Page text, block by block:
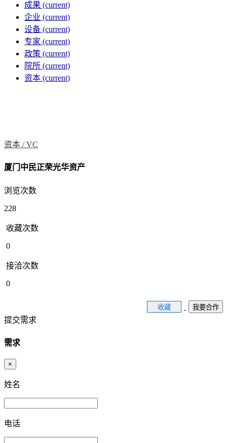
成果 (current)
企业 (current)
设备 (current)
专家 (current)
政策 (current)
院所 (current)
资本 (current)
资本 /VC
厦门中民正荣光华资产
浏览次数
228
收藏次数
0
接洽次数
0
收藏 我要合作
提交需求
需求
×
姓名
电话